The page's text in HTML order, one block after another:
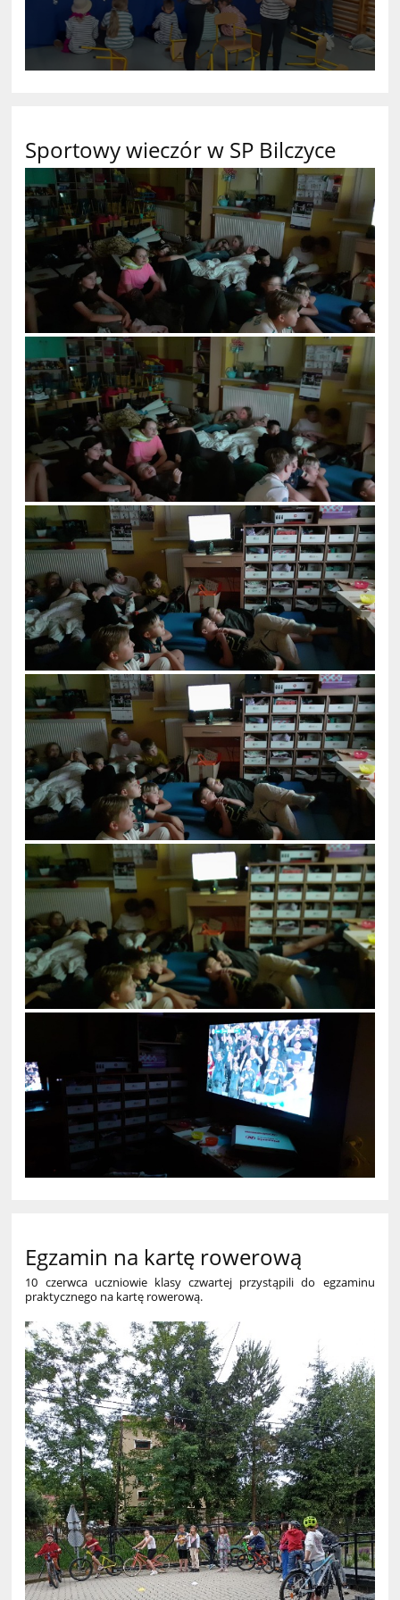
Sportowy wieczór w SP Bilczyce
Egzamin na kartę rowerową
10 czerwca uczniowie klasy czwartej przystąpili do egzaminu
praktycznego na kartę rowerową.